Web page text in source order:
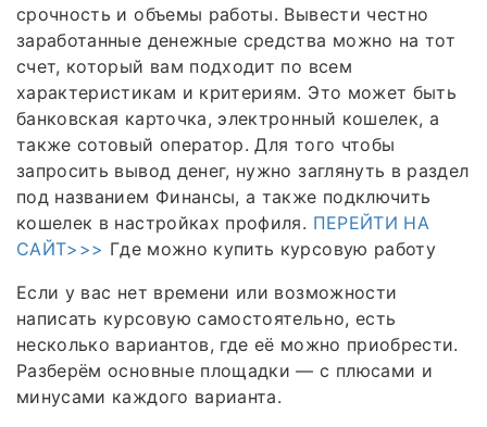
срочность и объемы работы. Вывести честно
заработанные денежные средства можно на тот
счет, который вам подходит по всем
характеристикам и критериям. Это может быть
банковская карточка, электронный кошелек, а
также сотовый оператор. Для того чтобы
запросить вывод денег, нужно заглянуть в раздел
под названием Финансы, а также подключить
кошелек в настройках профиля. ПЕРЕЙТИ НА
САЙТ>>> Где можно купить курсовую работу
Если у вас нет времени или возможности
написать курсовую самостоятельно, есть
несколько вариантов, где её можно приобрести.
Разберём основные площадки — с плюсами и
минусами каждого варианта.